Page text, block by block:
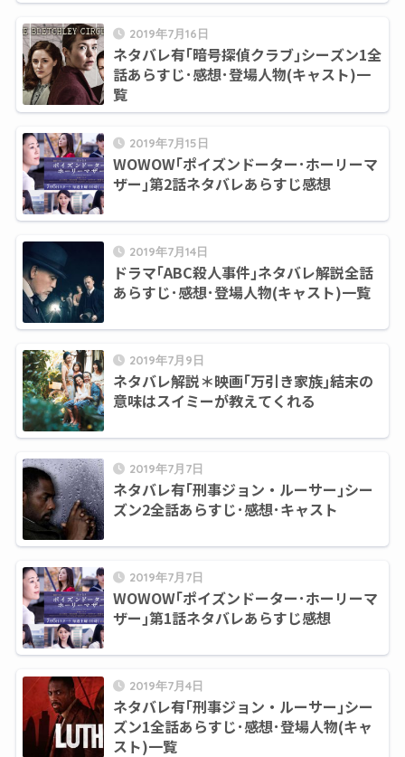
2019年7月16日
ネタバレ有｢暗号探偵クラブ｣シーズン1全
話あらすじ･感想･登場人物(キャスト)一
覧
2019年7月15日
WOWOW｢ポイズンドーター･ホーリーマ
ザー｣第2話ネタバレあらすじ感想
2019年7月14日
ドラマ｢ABC殺人事件｣ネタバレ解説全話
あらすじ･感想･登場人物(キャスト)一覧
2019年7月9日
ネタバレ解説＊映画｢万引き家族｣結末の
意味はスイミーが教えてくれる
2019年7月7日
ネタバレ有｢刑事ジョン・ルーサー｣シー
ズン2全話あらすじ･感想･キャスト
2019年7月7日
WOWOW｢ポイズンドーター･ホーリーマ
ザー｣第1話ネタバレあらすじ感想
2019年7月4日
ネタバレ有｢刑事ジョン・ルーサー｣シー
ズン1全話あらすじ･感想･登場人物(キャ
スト)一覧